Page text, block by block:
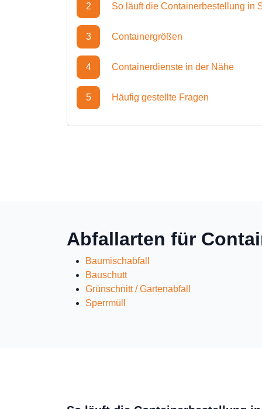
2 So läuft die Containerbestellung in
3 Containergrößen
4 Containerdienste in der Nähe
5 Häufig gestellte Fragen
Abfallarten für
Baumischabfall
Bauschutt
Grünschnitt / Gartenabfall
Sperrmüll